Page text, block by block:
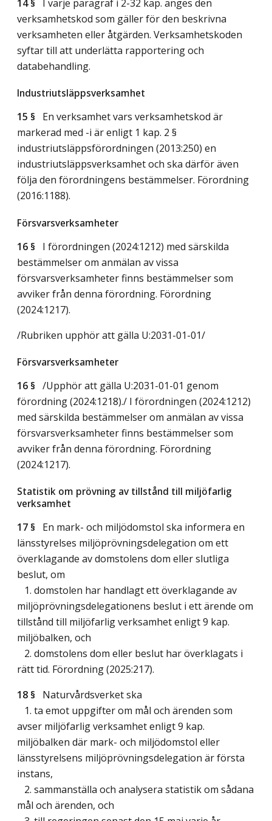
14 § I varje paragraf i 2-32 kap. anges den
verksamhetskod som gäller för den beskrivna
verksamheten eller åtgärden. Verksamhetskoden
syftar till att underlätta rapportering och
databehandling.
Industriutsläppsverksamhet
15 § En verksamhet vars verksamhetskod är
markerad med -i är enligt 1 kap. 2 §
industriutsläppsförordningen (2013:250) en
industriutsläppsverksamhet och ska därför även
följa den förordningens bestämmelser. Förordning
(2016:1188).
Försvarsverksamheter
16 § I förordningen (2024:1212) med särskilda
bestämmelser om anmälan av vissa
försvarsverksamheter finns bestämmelser som
avviker från denna förordning. Förordning
(2024:1217).
/Rubriken upphör att gälla U:2031-01-01/
Försvarsverksamheter
16 § /Upphör att gälla U:2031-01-01 genom
förordning (2024:1218)./ I förordningen (2024:1212)
med särskilda bestämmelser om anmälan av vissa
försvarsverksamheter finns bestämmelser som
avviker från denna förordning. Förordning
(2024:1217).
Statistik om prövning av tillstånd till miljöfarlig
verksamhet
17 § En mark- och miljödomstol ska informera en
länsstyrelses miljöprövningsdelegation om ett
överklagande av domstolens dom eller slutliga
beslut, om
1. domstolen har handlagt ett överklagande av
miljöprövningsdelegationens beslut i ett ärende om
tillstånd till miljöfarlig verksamhet enligt 9 kap.
miljöbalken, och
2. domstolens dom eller beslut har överklagats i
rätt tid. Förordning (2025:217).
18 § Naturvårdsverket ska
1. ta emot uppgifter om mål och ärenden som
avser miljöfarlig verksamhet enligt 9 kap.
miljöbalken där mark- och miljödomstol eller
länsstyrelsens miljöprövningsdelegation är första
instans,
2. sammanställa och analysera statistik om sådana
mål och ärenden, och